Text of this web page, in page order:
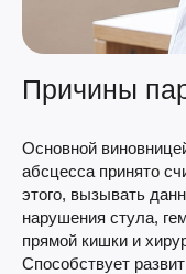
Причины
Основной
абсцесса принято
этого, вызывать
нарушения стула,
прямой кишки и
Способствует